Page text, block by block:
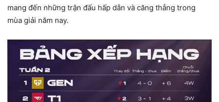
mang đến những trận đấu hấp dẫn và căng thẳng trong
mùa giải năm nay.